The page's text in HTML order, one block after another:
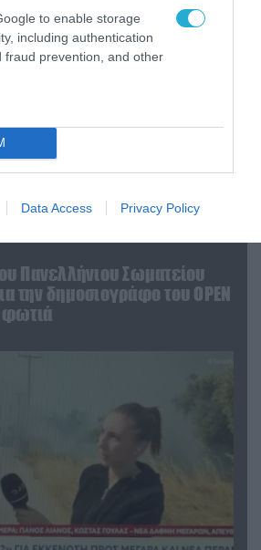
to enable storage
including authentication
fraud prevention, and other
Data Access Privacy Policy
Πανελλήνιου Σωματείου
την δημοσιογράφο του OPEN
φωτιά